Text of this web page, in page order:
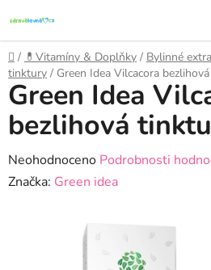
na
obsah
Domů
/ 💊Vitamíny & Doplňky / Bylinné
tinktury / Green Idea Vilcacora
Green Idea
bezlihová
Průměrné
hodnocení
Neohodnoceno Podrobnosti
Značka: Green idea